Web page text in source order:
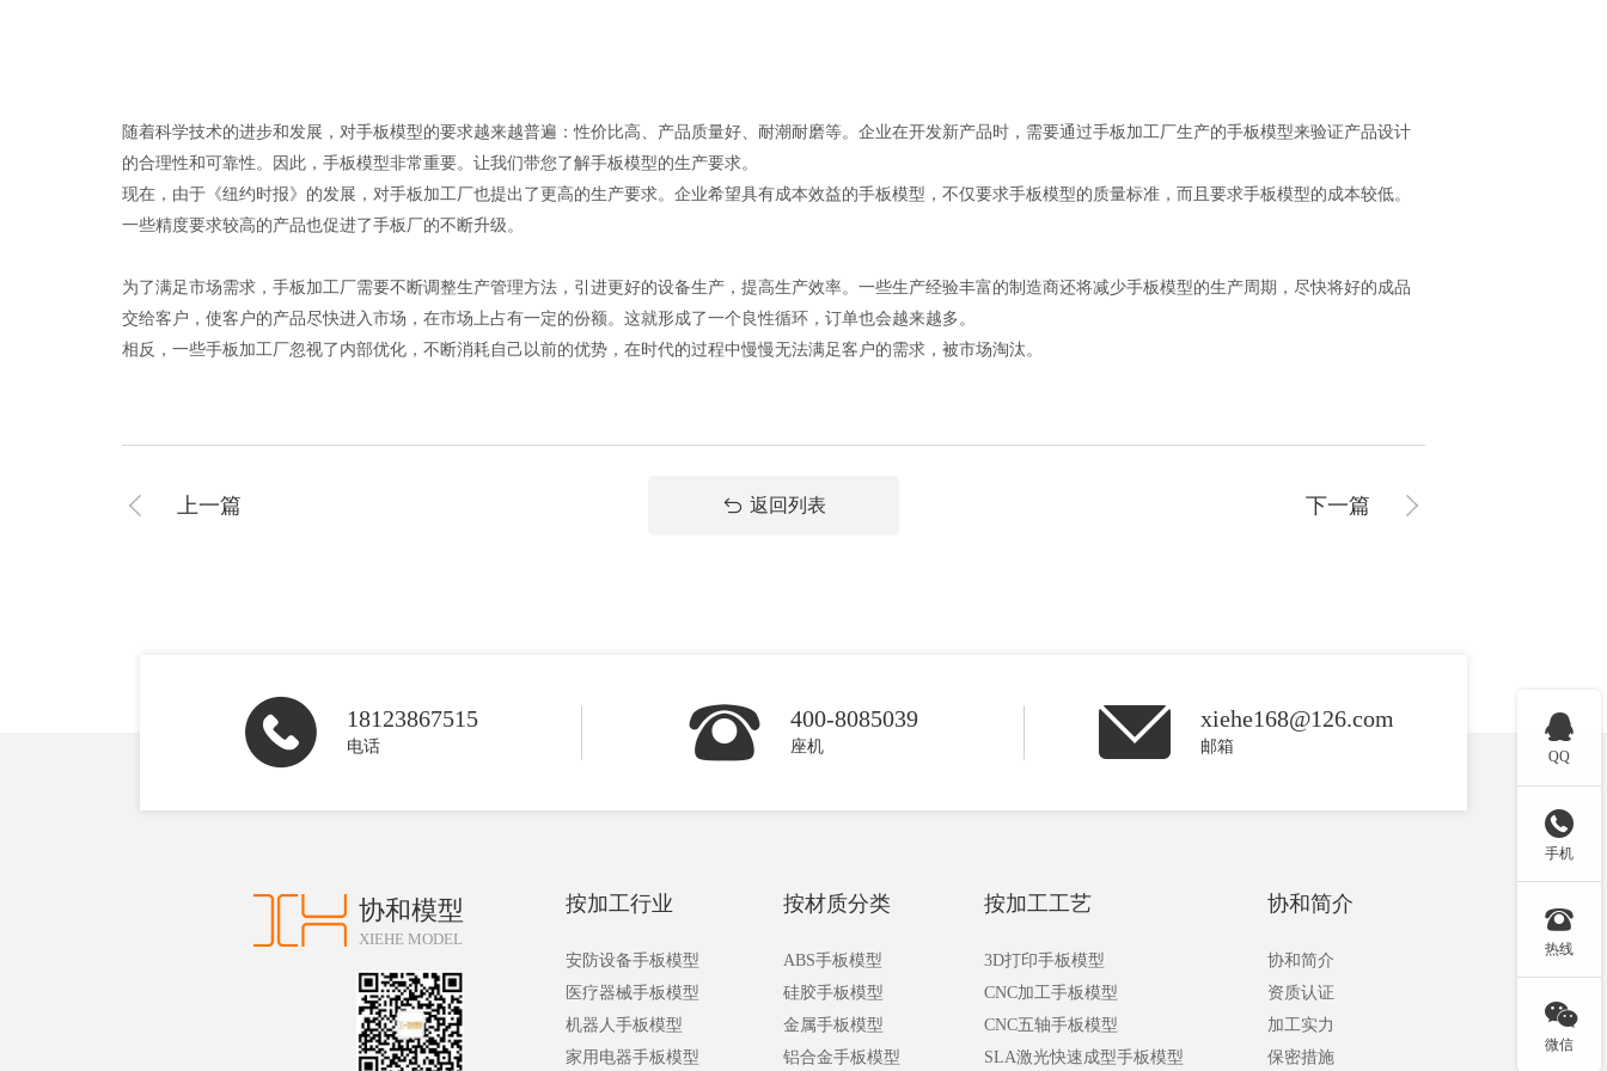
随着科学技术的进步和发展，对手板模型的要求越来越普遍：性价比高、产品质量好、耐潮耐磨等。企业在开发新产品时，需要通过手板加工厂生产的手板模型来验证产品设计
的合理性和可靠性。因此，手板模型非常重要。让我们带您了解手板模型的生产要求。
现在，由于《纽约时报》的发展，对手板加工厂也提出了更高的生产要求。企业希望具有成本效益的手板模型，不仅要求手板模型的质量标准，而且要求手板模型的成本较低。
一些精度要求较高的产品也促进了手板厂的不断升级。
为了满足市场需求，手板加工厂需要不断调整生产管理方法，引进更好的设备生产，提高生产效率。一些生产经验丰富的制造商还将减少手板模型的生产周期，尽快将好的成品
交给客户，使客户的产品尽快进入市场，在市场上占有一定的份额。这就形成了一个良性循环，订单也会越来越多。
相反，一些手板加工厂忽视了内部优化，不断消耗自己以前的优势，在时代的过程中慢慢无法满足客户的需求，被市场淘汰。
上一篇 返回列表 下一篇
18123867515
电话
400-8085039
座机
xiehe168@126.com
邮箱
协和模型
XIEHE MODEL
按加工行业
安防设备手板模型
医疗器械手板模型
机器人手板模型
家用电器手板模型
按材质分类
ABS手板模型
硅胶手板模型
金属手板模型
铝合金手板模型
按加工工艺
3D打印手板模型
CNC加工手板模型
CNC五轴手板模型
SLA激光快速成型手板模型
协和简介
协和简介
资质认证
加工实力
保密措施

QQ

手机

热线

微信